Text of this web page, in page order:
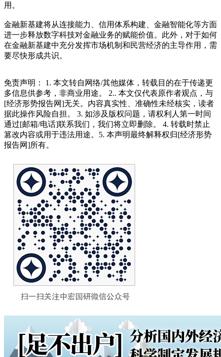
用。
金融新基建将从连接能力、信用体系构建、金融智能化等方面
进一步释放数字科技对金融业务的赋能价值。此外，对于如何
在金融新基建中充分发挥市场机制和民营经济的主导作用，需
要尽快形成共识。
免责声明： 1. 本文转自网络/其他媒体，转载目的在于传递更
多信息供参考，非商业用途。 2.. 本文仅代表原作者观点，与
[经济形势报告网]无关。内容真实性、准确性未经核实，读者
据此操作风险自担。 3. 如涉及版权问题，请权利人第一时间
通过[邮箱/电话]联系我们，我们将立即删除。 4. 转载时禁止
篡改内容或用于违法用途。5. 本声明最终解释权归[经济形势
报告网]所有。